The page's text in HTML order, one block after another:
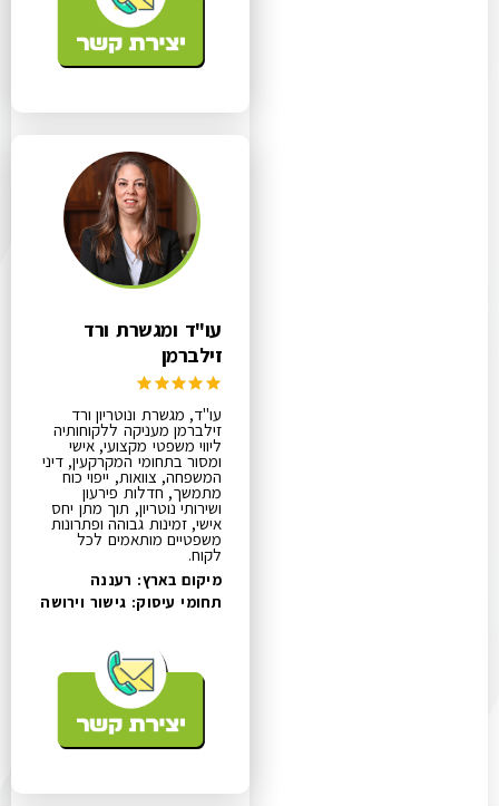
עו"ד ומגשרת ורד
זילברמן
עו"ד, מגשרת ונוטריון ורד
זילברמן מעניקה ללקוחותיה
ליווי משפטי מקצועי, אישי
ומסור בתחומי המקרקעין, דיני
המשפחה, צוואות, ייפוי כוח
מתמשך, חדלות פירעון
ושירותי נוטריון, תוך מתן יחס
אישי, זמינות גבוהה ופתרונות
משפטיים מותאמים לכל
לקוח.
מיקום בארץ: רעננה
תחומי עיסוק: גישור וירושה